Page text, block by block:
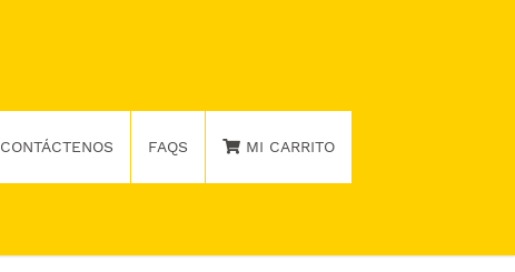
CONTÁCTENOS FAQS MI CARRITO